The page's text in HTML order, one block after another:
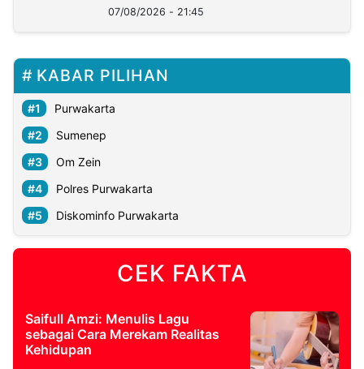
07/08/2026 - 21:45
KABAR PILIHAN
Purwakarta
Sumenep
Om Zein
Polres Purwakarta
Diskominfo Purwakarta
CEK FAKTA
Saifull Amzi: Menulis Lagu
sebagai Cara Merekam Realitas
Kehidupan